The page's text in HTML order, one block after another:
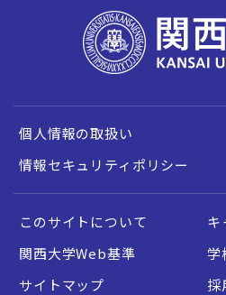
個人情報の取扱い
情報セキュリティポリシー
このサイトについて
キ
関西大学Web基準
学
サイトマップ
採